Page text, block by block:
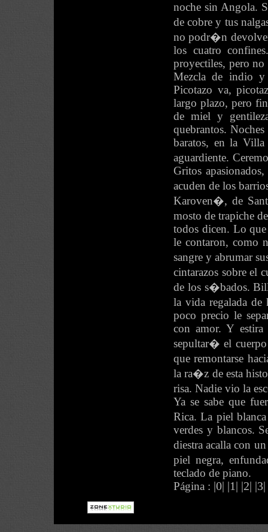
noche sin Angola.
de cobre y tus
no podr�n
los cuatro
proyectiles, pero
Mezcla de indio y
Picotazo va,
largo plazo, pero
de miel y
quebrantos.
baratos, en la
aguardiente.
Gritos
acuden de los
Karoven�, de
mosto de trapiche
todos dicen. Lo
le contaron, como
sangre y abrumar
cintarazos sobre el
de los s�bados.
la vida regalada
poco precio le
con amor. Y estira
sepultar� el cuerpo
que remontarse
la ra�z de esta
risa. Nadie vio la
Ya se sabe que
Rica. La piel
verdes y blancos.
diestra acalla con
piel negra,
teclado de piano.
Página : |0| |1| |2| |3|